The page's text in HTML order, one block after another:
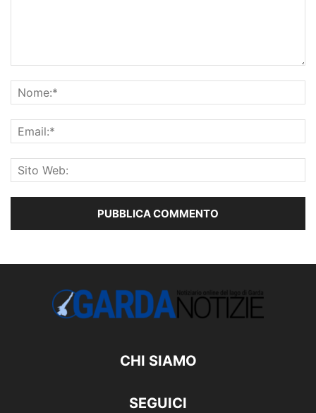
CHI SIAMO
SEGUICI